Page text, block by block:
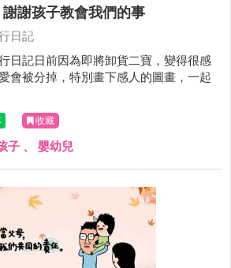
謝孩子教會我們的事
日記
日記日前因為即將卸貨二寶，變得很感
會被分掉，特別畫下感人的圖畫，一起
收藏
子 、 嬰幼兒